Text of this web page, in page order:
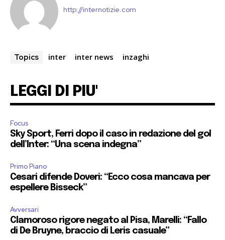
http://internotizie.com
Topics inter inter news inzaghi
LEGGI DI PIU'
Focus
Sky Sport, Ferri dopo il caso in redazione del gol
dell’Inter: “Una scena indegna”
Primo Piano
Cesari difende Doveri: “Ecco cosa mancava per
espellere Bisseck”
Avversari
Clamoroso rigore negato al Pisa, Marelli: “Fallo
di De Bruyne, braccio di Leris casuale”